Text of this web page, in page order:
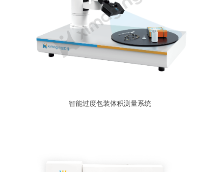
智能过度包装体积测量系统